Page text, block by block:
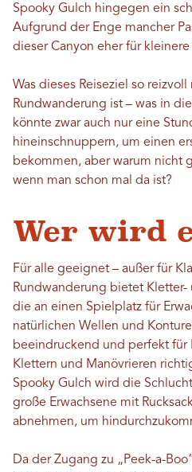
Spooky Gulch hingegen ein
Aufgrund der Enge mancher
dieser Canyon eher für
Was dieses Reiseziel so
Rundwanderung ist – was in
könnte zwar auch nur eine
hineinschnuppern, um einen
bekommen, aber warum nicht
wenn man schon mal da ist?
Wer wird
Für alle geeignet – außer für
Rundwanderung bietet Kletter-
die an einen Spielplatz für
natürlichen Wellen und
beeindruckend und perfekt für
Klettern und Manövrieren
Spooky Gulch wird die
große Erwachsene mit
abnehmen, um
Da der Zugang zu „Peek-a-